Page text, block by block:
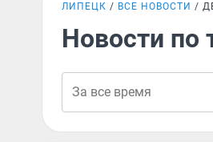
ЛИПЕЦК ВСЕ НОВОСТИ
Новости по